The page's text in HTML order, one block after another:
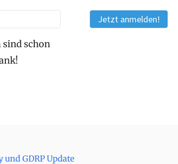
sind schon
und GDRP Update